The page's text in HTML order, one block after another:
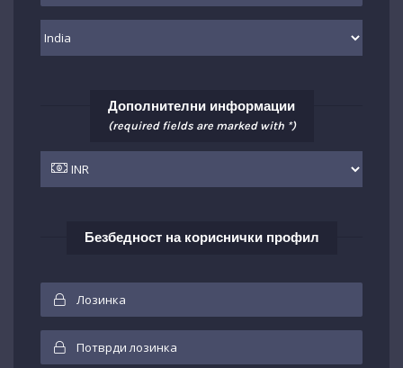
Дополнителни информации
(required fields are marked with *)
Безбедност на кориснички профил